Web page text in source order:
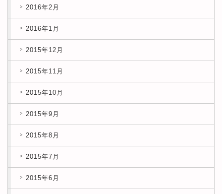
2016年2月
2016年1月
2015年12月
2015年11月
2015年10月
2015年9月
2015年8月
2015年7月
2015年6月